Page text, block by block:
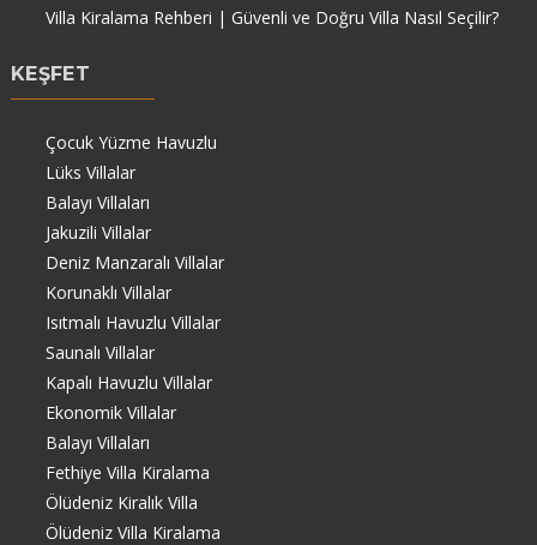
Villa Kiralama Rehberi | Güvenli ve Doğru Villa Nasıl Seçilir?
KEŞFET
Çocuk Yüzme Havuzlu
Lüks Villalar
Balayı Villaları
Jakuzili Villalar
Deniz Manzaralı Villalar
Korunaklı Villalar
Isıtmalı Havuzlu Villalar
Saunalı Villalar
Kapalı Havuzlu Villalar
Ekonomik Villalar
Balayı Villaları
Fethiye Villa Kiralama
Ölüdeniz Kiralık Villa
Ölüdeniz Villa Kiralama